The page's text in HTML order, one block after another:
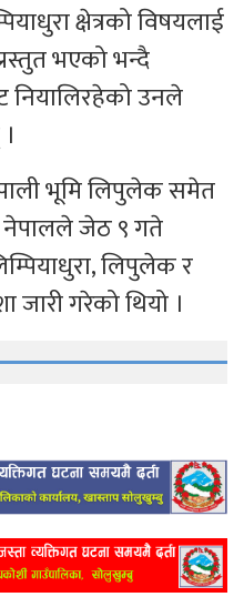
क्षेत्रको विषयलाई
भएको भन्दै
उनले
भूमि लिपुलेक समेत
नेपालले जेठ ९ गते
लिपुलेक र
गरेको थियो ।